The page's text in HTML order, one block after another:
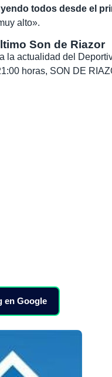
todos desde el
alto».
Son de Riazor
la actualidad del
horas, SON DE
en Google